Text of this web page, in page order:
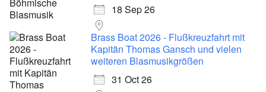
18 Sep 26
Brass Boat 2026 - Flußkreuzfahrt mit
Kapitän Thomas Gansch und vielen
weiteren Blasmusikgrößen
31 Oct 26